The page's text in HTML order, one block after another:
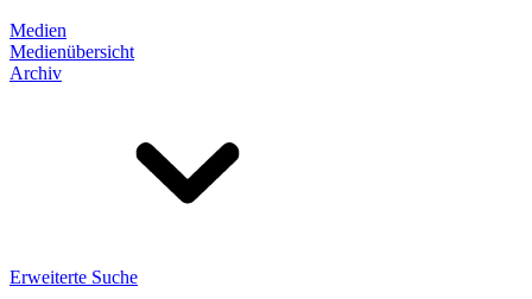
Medien
Medienübersicht
Archiv
Erweiterte Suche